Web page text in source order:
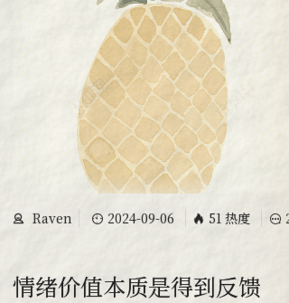
觉每天都在被世界咀嚼，生活的热情什么时候又一
Raven 2024-09-06 51 热度
情绪价值本质是得到反馈